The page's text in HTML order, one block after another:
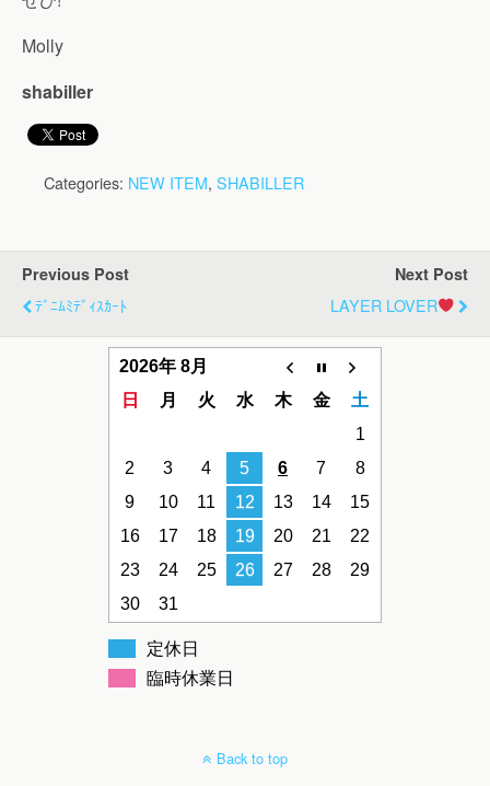
Molly
shabiller
Categories: NEW ITEM, SHABILLER
Previous Post
ﾃﾞﾆﾑﾐﾃﾞｨｽｶｰﾄ
Next Post
LAYER LOVER
2026年 8月
日
月 火 水 木 金
土
1
2
3 4 5 6 7
8
9
10 11 12 13 14
15
16
17 18 19 20 21
22
23
24 25 26 27 28
29
30
31
定休日
臨時休業日
Back to top